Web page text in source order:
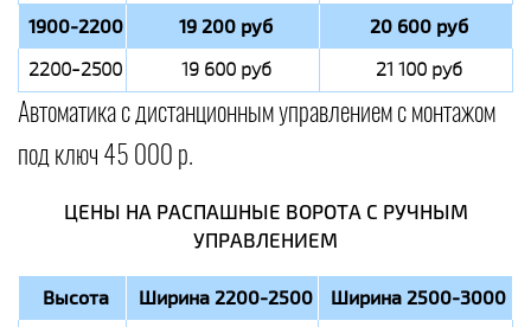
1900-2200 19 200 руб 20 600 руб
2200-2500 19 600 руб 21 100 руб
Автоматика с дистанционным управлением с монтажом
под ключ 45 000 р.
ЦЕНЫ НА РАСПАШНЫЕ ВОРОТА С РУЧНЫМ
УПРАВЛЕНИЕМ
Высота Ширина 2200-2500 Ширина 2500-3000